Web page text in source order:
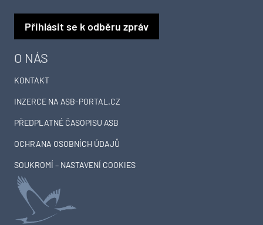
O NÁS
KONTAKT
INZERCE NA ASB-PORTAL.CZ
PŘEDPLATNÉ ČASOPISU ASB
OCHRANA OSOBNÍCH ÚDAJŮ
SOUKROMÍ – NASTAVENÍ COOKIES
Přihlásit se k odběru zpráv